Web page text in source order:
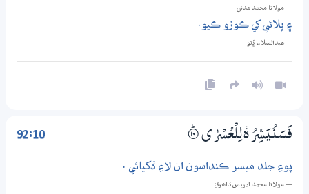
— مولانا محمد مدني
۽ ڀلائي کي ڪوڙو ڪيو.
— عبدالسلام ڀُٽو
92:10 فَسَنُيَسِّرُهٗ لِلْعُسْرٰى ۝ۭ10
پوءِ جلد ميسر ڪنداسون ان لاءِ ڏکيائي .
— مولانا محمد ادريس ڏاھري